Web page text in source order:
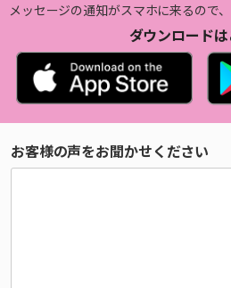
メッセージの通知がスマホに来るので、
ダウンロードは
お客様の声をお聞かせください